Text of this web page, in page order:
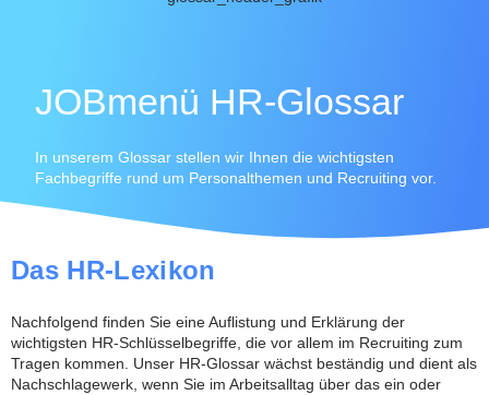
JOBmenü HR-Glossar
In unserem Glossar stellen wir Ihnen die wichtigsten
Fachbegriffe rund um Personalthemen und Recruiting vor.
Das HR-Lexikon
Nachfolgend finden Sie eine Auflistung und Erklärung der
wichtigsten HR-Schlüsselbegriffe, die vor allem im Recruiting zum
Tragen kommen. Unser HR-Glossar wächst beständig und dient als
Nachschlagewerk, wenn Sie im Arbeitsalltag über das ein oder